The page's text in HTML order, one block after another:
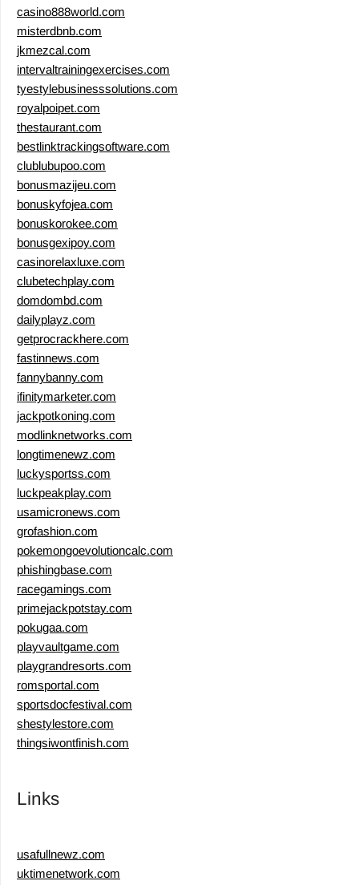
casino888world.com
misterdbnb.com
jkmezcal.com
intervaltrainingexercises.com
tyestylebusinesssolutions.com
royalpoipet.com
thestaurant.com
bestlinktrackingsoftware.com
clublubupoo.com
bonusmazijeu.com
bonuskyfojea.com
bonuskorokee.com
bonusgexipoy.com
casinorelaxluxe.com
clubetechplay.com
domdombd.com
dailyplayz.com
getprocrackhere.com
fastinnews.com
fannybanny.com
ifinitymarketer.com
jackpotkoning.com
modlinknetworks.com
longtimenewz.com
luckysportss.com
luckpeakplay.com
usamicronews.com
grofashion.com
pokemongoevolutioncalc.com
phishingbase.com
racegamings.com
primejackpotstay.com
pokugaa.com
playvaultgame.com
playgrandresorts.com
romsportal.com
sportsdocfestival.com
shestylestore.com
thingsiwontfinish.com
Links
usafullnewz.com
uktimenetwork.com